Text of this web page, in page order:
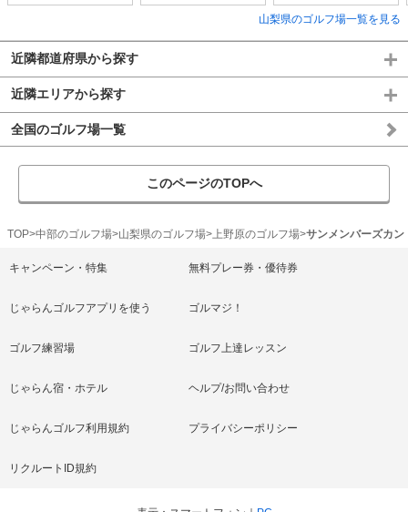
山梨県のゴルフ場一覧を見る
近隣都道府県から探す
近隣エリアから探す
全国のゴルフ場一覧
このページのTOPへ
TOP 中部のゴルフ場 山梨県のゴルフ場 上野原のゴルフ場 サンメンバーズカン
キャンペーン・特集 無料プレー券・優待券
じゃらんゴルフアプリを使う ゴルマジ！
ゴルフ練習場 ゴルフ上達レッスン
じゃらん宿・ホテル ヘルプ/お問い合わせ
じゃらんゴルフ利用規約 プライバシーポリシー
リクルートID規約